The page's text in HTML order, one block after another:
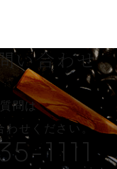
い合わせ
問は
わせください。
1111